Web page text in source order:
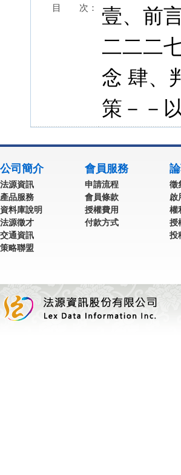
目 次：
壹、前
二二二
念 肆、
策－－
公司簡介
法源資訊
產品服務
資料庫說明
法源徵才
交通資訊
策略聯盟
會員服務
申請流程
會員條款
授權費用
付款方式
徵
啟
權
授
投